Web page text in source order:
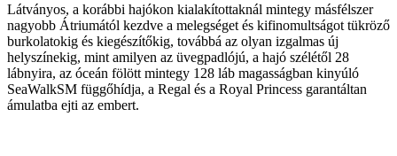
Látványos, a korábbi hajókon kialakítottaknál mintegy másfélszer
nagyobb Átriumától kezdve a melegséget és kifinomultságot tükröző
burkolatokig és kiegészítőkig, továbbá az olyan izgalmas új
helyszínekig, mint amilyen az üvegpadlójú, a hajó szélétől 28
lábnyira, az óceán fölött mintegy 128 láb magasságban kinyúló
SeaWalkSM függőhídja, a Regal és a Royal Princess garantáltan
ámulatba ejti az embert.